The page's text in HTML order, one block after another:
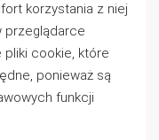
korzystania z niej
przeglądarce
pliki cookie, które
ponieważ są
funkcji